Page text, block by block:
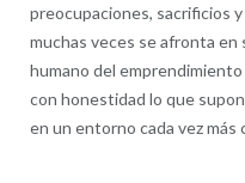
preocupaciones, sacrificios
muchas veces se afronta
humano del
con honestidad lo que
en un entorno cada vez